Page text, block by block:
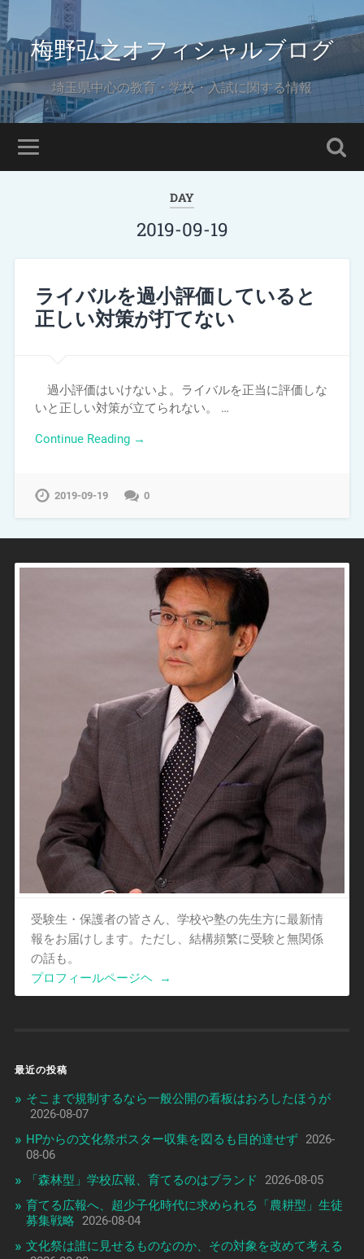
梅野弘之オフィシャルブログ
埼玉県中心の教育・学校・入試に関する情報
DAY
2019-09-19
ライバルを過小評価していると
正しい対策が打てない
過小評価はいけないよ。ライバルを正当に評価しな
いと正しい対策が立てられない。 …
Continue Reading →
2019-09-19 0
受験生・保護者の皆さん、学校や塾の先生方に最新情
報をお届けします。ただし、結構頻繁に受験と無関係
の話も。
プロフィールページヘ
→
最近の投稿
そこまで規制するなら一般公開の看板はおろしたほうが
2026-08-07
HPからの文化祭ポスター収集を図るも目的達せず
2026-
08-06
「森林型」学校広報、育てるのはブランド
2026-08-05
育てる広報へ、超少子化時代に求められる「農耕型」生徒
募集戦略
2026-08-04
文化祭は誰に見せるものなのか、その対象を改めて考える